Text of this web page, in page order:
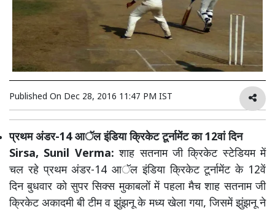
Published On Dec 28, 2016 11:47 PM IST
प्रथम अंडर-14 आॅल इंडिया क्रिकेट टूर्नामेंट का 12वां दिन
Sirsa, Sunil Verma: शाह सतनाम जी क्रिकेट स्टेडियम में
चल रहे प्रथम अंडर-14 आॅल इंडिया क्रिकेट टूर्नामेंट के 12वें
दिन बुधवार को सुपर सिक्स मुकाबलों में पहला मैच शाह सतनाम जी
क्रिकेट अकादमी बी टीम व झुंझनू के मध्य खेला गया, जिसमें झुंझनू ने